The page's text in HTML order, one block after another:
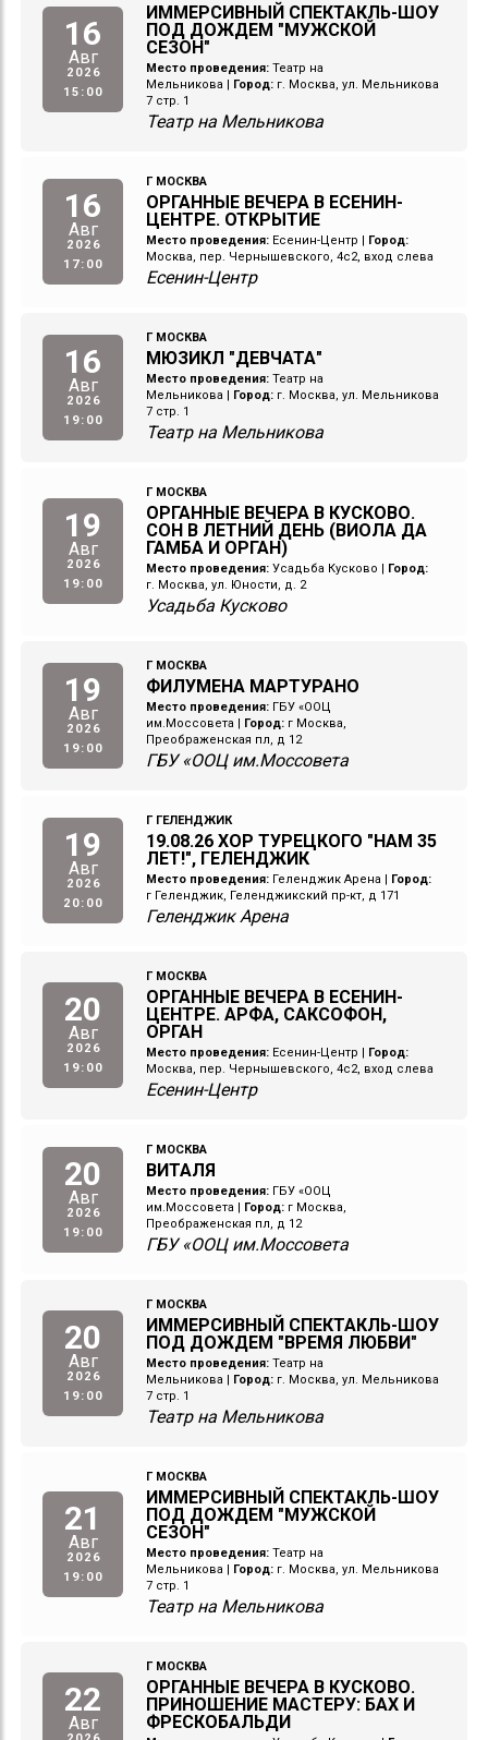
16
Авг
2026
15:00
ИММЕРСИВНЫЙ СПЕКТАКЛЬ-ШОУ
ПОД ДОЖДЕМ "МУЖСКОЙ
СЕЗОН"
Место проведения: Театр на
Мельникова | Город: г. Москва, ул. Мельникова
7 стр. 1
Театр на Мельникова
16
Авг
2026
17:00
Г МОСКВА
ОРГАННЫЕ ВЕЧЕРА В ЕСЕНИН-
ЦЕНТРЕ. ОТКРЫТИЕ
Место проведения: Есенин-Центр | Город:
Москва, пер. Чернышевского, 4с2, вход слева
Есенин-Центр
16
Авг
2026
19:00
Г МОСКВА
МЮЗИКЛ "ДЕВЧАТА"
Место проведения: Театр на
Мельникова | Город: г. Москва, ул. Мельникова
7 стр. 1
Театр на Мельникова
19
Авг
2026
19:00
Г МОСКВА
ОРГАННЫЕ ВЕЧЕРА В КУСКОВО.
СОН В ЛЕТНИЙ ДЕНЬ (ВИОЛА ДА
ГАМБА И ОРГАН)
Место проведения: Усадьба Кусково | Город:
г. Москва, ул. Юности, д. 2
Усадьба Кусково
19
Авг
2026
19:00
Г МОСКВА
ФИЛУМЕНА МАРТУРАНО
Место проведения: ГБУ «ООЦ
им.Моссовета | Город: г Москва,
Преображенская пл, д 12
ГБУ «ООЦ им.Моссовета
19
Авг
2026
20:00
Г ГЕЛЕНДЖИК
19.08.26 ХОР ТУРЕЦКОГО "НАМ 35
ЛЕТ!", ГЕЛЕНДЖИК
Место проведения: Геленджик Арена | Город:
г Геленджик, Геленджикский пр-кт, д 171
Геленджик Арена
20
Авг
2026
19:00
Г МОСКВА
ОРГАННЫЕ ВЕЧЕРА В ЕСЕНИН-
ЦЕНТРЕ. АРФА, САКСОФОН,
ОРГАН
Место проведения: Есенин-Центр | Город:
Москва, пер. Чернышевского, 4с2, вход слева
Есенин-Центр
20
Авг
2026
19:00
Г МОСКВА
ВИТАЛЯ
Место проведения: ГБУ «ООЦ
им.Моссовета | Город: г Москва,
Преображенская пл, д 12
ГБУ «ООЦ им.Моссовета
20
Авг
2026
19:00
Г МОСКВА
ИММЕРСИВНЫЙ СПЕКТАКЛЬ-ШОУ
ПОД ДОЖДЕМ "ВРЕМЯ ЛЮБВИ"
Место проведения: Театр на
Мельникова | Город: г. Москва, ул. Мельникова
7 стр. 1
Театр на Мельникова
21
Авг
2026
19:00
Г МОСКВА
ИММЕРСИВНЫЙ СПЕКТАКЛЬ-ШОУ
ПОД ДОЖДЕМ "МУЖСКОЙ
СЕЗОН"
Место проведения: Театр на
Мельникова | Город: г. Москва, ул. Мельникова
7 стр. 1
Театр на Мельникова
22
Авг
Г МОСКВА
ОРГАННЫЕ ВЕЧЕРА В КУСКОВО.
ПРИНОШЕНИЕ МАСТЕРУ: БАХ И
ФРЕСКОБАЛЬДИ